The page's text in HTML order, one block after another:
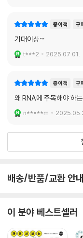
을 뒷받침하는 방식을 담
명을 증진하고 연장하는
를 단순히 전달하는 역할
깊은 관련을 맺고 있음을 알
이 책은 생물학과 의학의
는 독자들도 이해하기 쉽
로 한 유전자 치료, 맞춤형
종이책 구
기대이상~
t***2 2025.07.01.
종이책 구
왜 RNA에 주목해야 하
n*****m
배송/반품/교환 안내
이 분야 베스트셀러